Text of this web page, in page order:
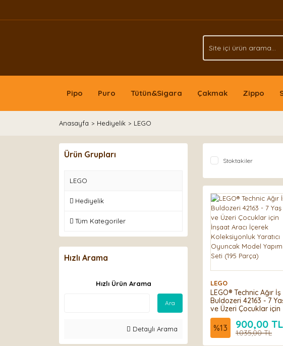
Pipo Puro Tütün&Sigara Çakmak Zippo
Anasayfa Hediyelik LEGO
Ürün Grupları
LEGO
Hediyelik
Tüm Kategoriler
Hızlı Arama
Hızlı Ürün Arama
Ara
Detaylı Arama
Stoktakiler
LEGO
LEGO® Technic Ağır İş
Buldozeri 42163 - 7
ve Üzeri Çocuklar için
İnşaat Aracı İçerek
Koleksiyonluk Yaratıcı
Oyuncak Model Yapım
Seti (195 Parça)
%13 900,00 TL
1.035,00 TL